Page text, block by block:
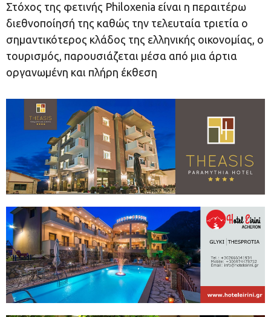
Στόχος της φετινής Philoxenia είναι η περαιτέρω
διεθνοποίησή της καθώς την τελευταία τριετία ο
σημαντικότερος κλάδος της ελληνικής οικονομίας, ο
τουρισμός, παρουσιάζεται μέσα από μια άρτια
οργανωμένη και πλήρη έκθεση